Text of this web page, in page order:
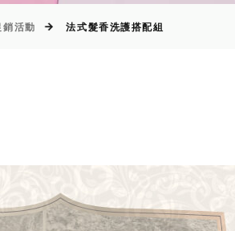
銷活動 法式髮香洗護搭配組